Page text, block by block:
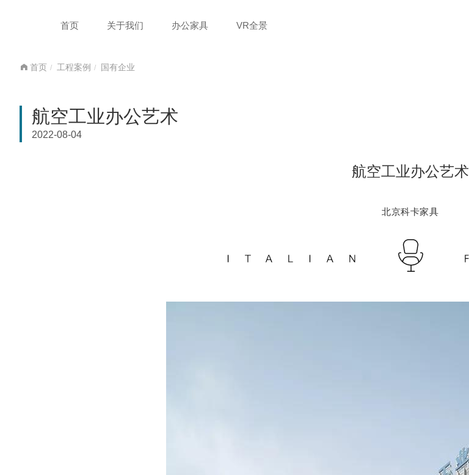
首页 关于我们 办公家具 VR全景
首页 工程案例 国有企业
航空工业办公艺术
2022-08-04
航空工业办公艺术
北京科卡家具